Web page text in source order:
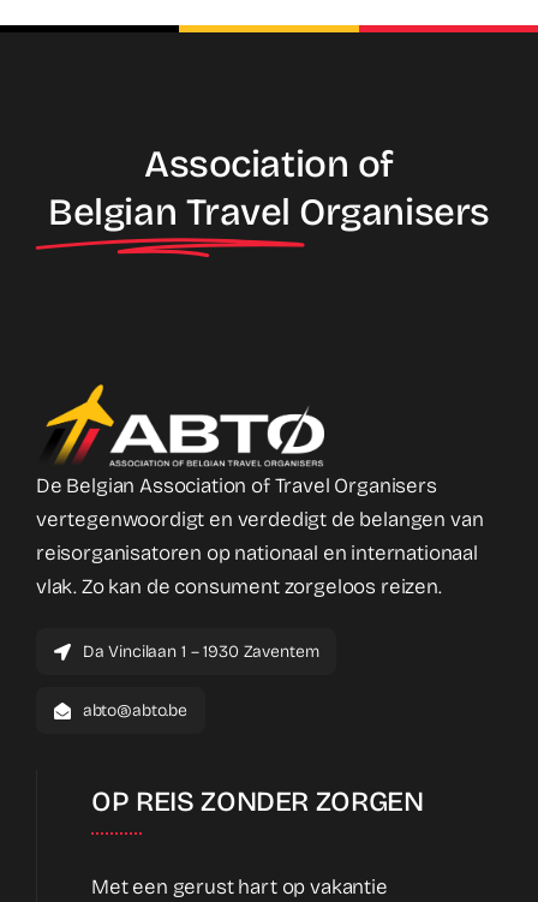
Association of
Belgian Travel Organisers
De Belgian Association of Travel Organisers
vertegenwoordigt en verdedigt de belangen van
reisorganisatoren op nationaal en internationaal
vlak. Zo kan de consument zorgeloos reizen.
Da Vincilaan 1 – 1930 Zaventem
abto@abto.be
OP REIS ZONDER ZORGEN
Met een gerust hart op vakantie